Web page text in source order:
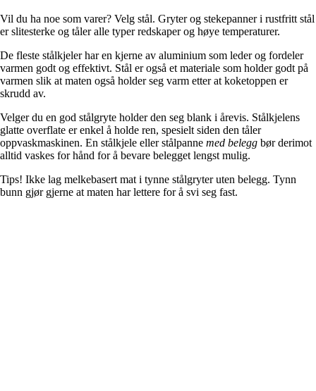
Vil du ha noe som varer? Velg stål. Gryter og stekepanner i rustfritt stål
er slitesterke og tåler alle typer redskaper og høye temperaturer.
De fleste stålkjeler har en kjerne av aluminium som leder og fordeler
varmen godt og effektivt. Stål er også et materiale som holder godt på
varmen slik at maten også holder seg varm etter at koketoppen er
skrudd av.
Velger du en god stålgryte holder den seg blank i årevis. Stålkjelens
glatte overflate er enkel å holde ren, spesielt siden den tåler
oppvaskmaskinen. En stålkjele eller stålpanne med belegg bør derimot
alltid vaskes for hånd for å bevare belegget lengst mulig.
Tips! Ikke lag melkebasert mat i tynne stålgryter uten belegg. Tynn
bunn gjør gjerne at maten har lettere for å svi seg fast.